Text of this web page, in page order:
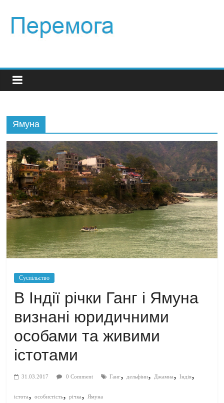
Ямуна
Суспільство
В Індії річки Ганг і Ямуна
визнані юридичними
особами та живими
істотами
31.03.2017 0 Comment Ганг, дельфіни, Джамна,Індія,
істота,особистість,річка, Ямуна